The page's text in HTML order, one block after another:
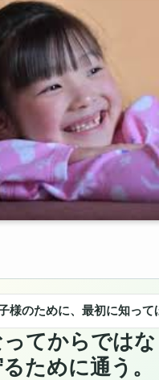
様のために、最初に知って
てからではな
ために通う。